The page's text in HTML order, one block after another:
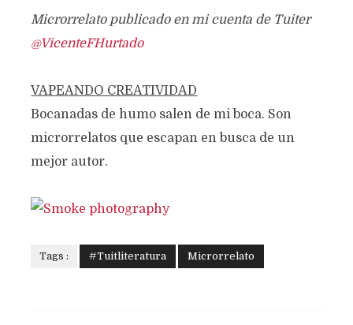
Microrrelato publicado en mi cuenta de Tuiter
@VicenteFHurtado
VAPEANDO CREATIVIDAD
Bocanadas de humo salen de mi boca. Son
microrrelatos que escapan en busca de un
mejor autor.
Tags : #Tuitliteratura Microrrelato